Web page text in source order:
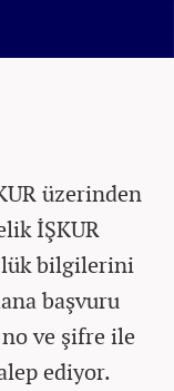
üzerinden
İŞKUR
bilgilerini
başvuru
ve şifre ile
ediyor.